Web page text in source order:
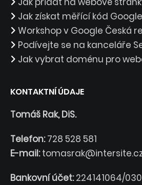
Jak získat měřící kód
Workshop v Google Česká
Podívejte se na kanceláře
Jak vybrat doménu pro
KONTAKTNÍ ÚDAJE
Tomáš Rak, DiS.
Telefon: 728 528 581
E-mail:
Bankovní účet:224141064/